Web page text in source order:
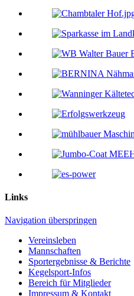
Links
Navigation überspringen
Vereinsleben
Mannschaften
Sportergebnisse & Berichte
Kegelsport-Infos
Bereich für Mitglieder
Impressum & Kontakt